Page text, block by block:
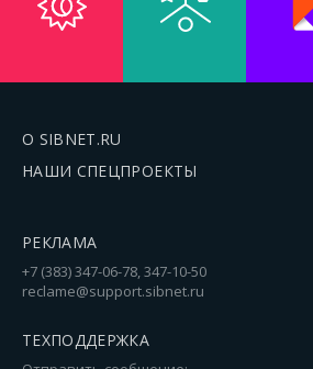
О SIBNET.RU
НАШИ СПЕЦПРОЕКТЫ
РЕКЛАМА
+7 (383) 347-06-78, 347-10-50
reclame@support.sibnet.ru
ТЕХПОДДЕРЖКА